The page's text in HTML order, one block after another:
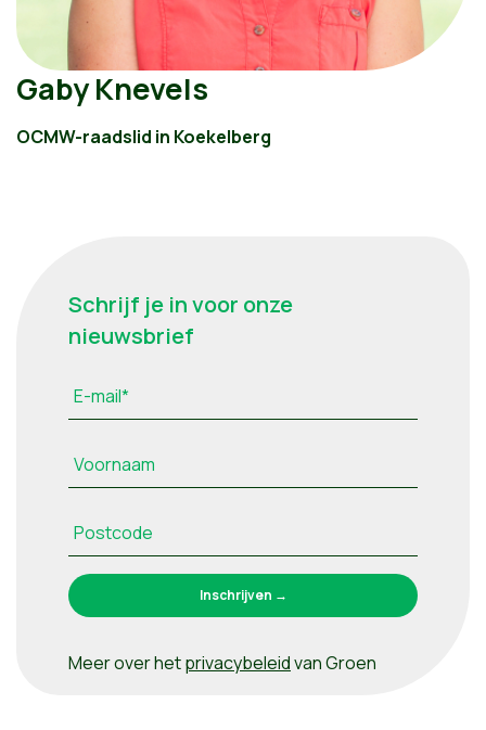
Gaby Knevels
OCMW-raadslid in Koekelberg
Schrijf je in voor onze
nieuwsbrief
E-mail*
Voornaam
Postcode
Meer over hetprivacybeleidvan Groen